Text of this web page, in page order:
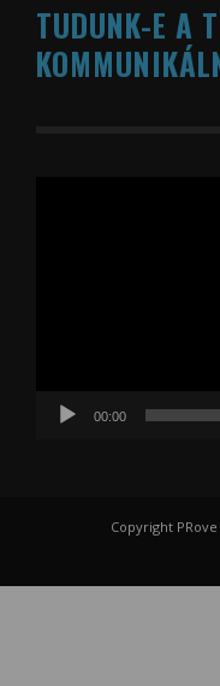
TUDUNK-E A
00:00
Copyright